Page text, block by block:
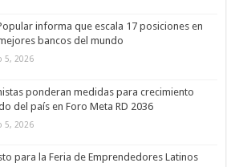
informa que escala 17 posiciones en
bancos del mundo
5, 2026
ponderan medidas para crecimiento
del país en Foro Meta RD 2036
5, 2026
para la Feria de Emprendedores Latinos